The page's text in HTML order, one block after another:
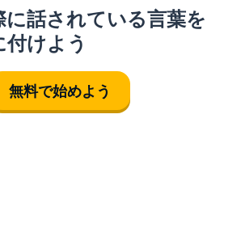
に話されている言葉を
付けよう
無料で始めよう